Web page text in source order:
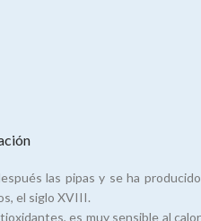
las pipas y se ha producido
el siglo XVIII.
es muy sensible al calor